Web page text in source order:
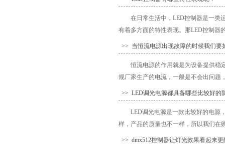
在日常生活中，LED控制器是一类
有着多方面的特性表现。那LED控制器
>> 当恒流电源出现故障的时候我们要
恒流电源的作用就是为设备提供稳
规厂家生产的电流，一般是不会出问题
>> LED调光电源都具备哪些比较好的
LED调光电源是一款比较好的电源
样，产品的质量也不一样，所以我们在
>> dmx512控制器让灯光效果看起来更